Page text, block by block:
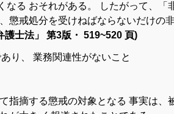
なる おそれがある 。 したがって 「
懲戒処分を受けねばならないだけの
護士法」 第3版・ 519~520 頁)
あり 業務関連性がないこと
指摘する懲戒の対象 と なる 事実は